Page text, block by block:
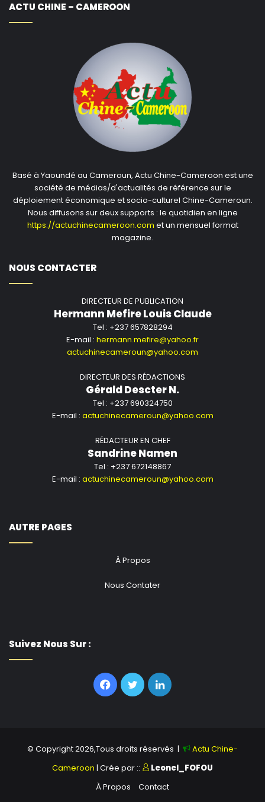
ACTU CHINE – CAMEROON
Basé à Yaoundé au Cameroun, Actu Chine-Cameroon est une
société de médias/d'actualités de référence sur le
déploiement économique et socio-culturel Chine-Cameroun.
Nous diffusons sur deux supports : le quotidien en ligne
https://actuchinecameroon.com et un mensuel format
magazine.
NOUS CONTACTER
DIRECTEUR DE PUBLICATION
Hermann Mefire Louis Claude
Tel : +237 657828294
E-mail : hermann.mefire@yahoo.fr
actuchinecameroun@yahoo.com
DIRECTEUR DES RÉDACTIONS
Gérald Descter N.
Tel : +237 690324750
E-mail : actuchinecameroun@yahoo.com
RÉDACTEUR EN CHEF
Sandrine Namen
Tel : +237 672148867
E-mail : actuchinecameroun@yahoo.com
AUTRE PAGES
À Propos
Nous Contater
Suivez Nous Sur :
Facebook
TwitterLinkedin
© Copyright 2026,Tous droits réservés |
Actu Chine-
Cameroon | Crée par ::
Leonel_FOFOU
À Propos
Contact